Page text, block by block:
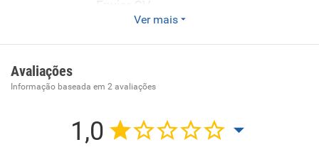
Enviar CV
Ver mais
Avaliações
Informação baseada em 2 avaliações
1,0